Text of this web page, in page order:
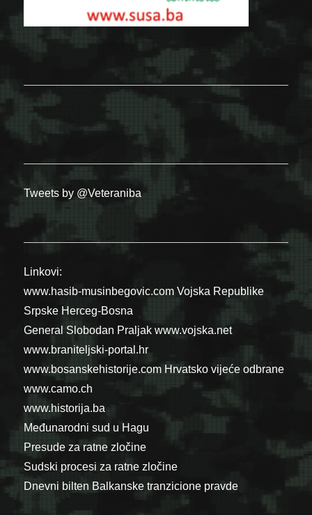
Tweets by @Veteraniba
Linkovi:
www.hasib-musinbegovic.com Vojska Republike
Srpske Herceg-Bosna
General Slobodan Praljak www.vojska.net
www.braniteljski-portal.hr
www.bosanskehistorije.com Hrvatsko vijeće odbrane
www.camo.ch
www.historija.ba
Međunarodni sud u Hagu
Presude za ratne zločine
Sudski procesi za ratne zločine
Dnevni bilten Balkanske tranzicione pravde